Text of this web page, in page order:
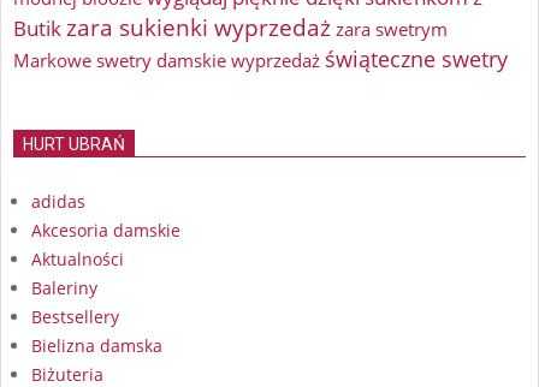
Butikzara sukienki wyprzedażzara swetrym
Markowe swetry damskie wyprzedaż świąteczne swetry
HURT UBRAŃ
adidas
Akcesoria damskie
Aktualności
Baleriny
Bestsellery
Bielizna damska
Biżuteria